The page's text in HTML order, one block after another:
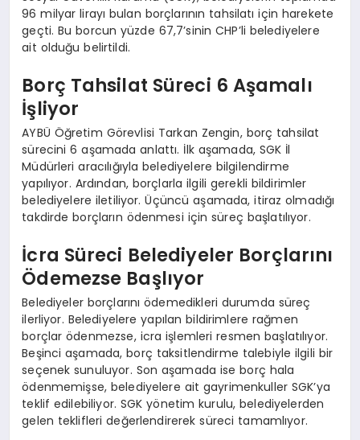
96 milyar lirayı bulan borçlarının tahsilatı için harekete
geçti. Bu borcun yüzde 67,7’sinin CHP’li belediyelere
ait olduğu belirtildi.
Borç Tahsilat Süreci 6 Aşamalı
İşliyor
AYBÜ Öğretim Görevlisi Tarkan Zengin, borç tahsilat
sürecini 6 aşamada anlattı. İlk aşamada, SGK İl
Müdürleri aracılığıyla belediyelere bilgilendirme
yapılıyor. Ardından, borçlarla ilgili gerekli bildirimler
belediyelere iletiliyor. Üçüncü aşamada, itiraz olmadığı
takdirde borçların ödenmesi için süreç başlatılıyor.
İcra Süreci Belediyeler Borçlarını
Ödemezse Başlıyor
Belediyeler borçlarını ödemedikleri durumda süreç
ilerliyor. Belediyelere yapılan bildirimlere rağmen
borçlar ödenmezse, icra işlemleri resmen başlatılıyor.
Beşinci aşamada, borç taksitlendirme talebiyle ilgili bir
seçenek sunuluyor. Son aşamada ise borç hala
ödenmemişse, belediyelere ait gayrimenkuller SGK’ya
teklif edilebiliyor. SGK yönetim kurulu, belediyelerden
gelen teklifleri değerlendirerek süreci tamamlıyor.